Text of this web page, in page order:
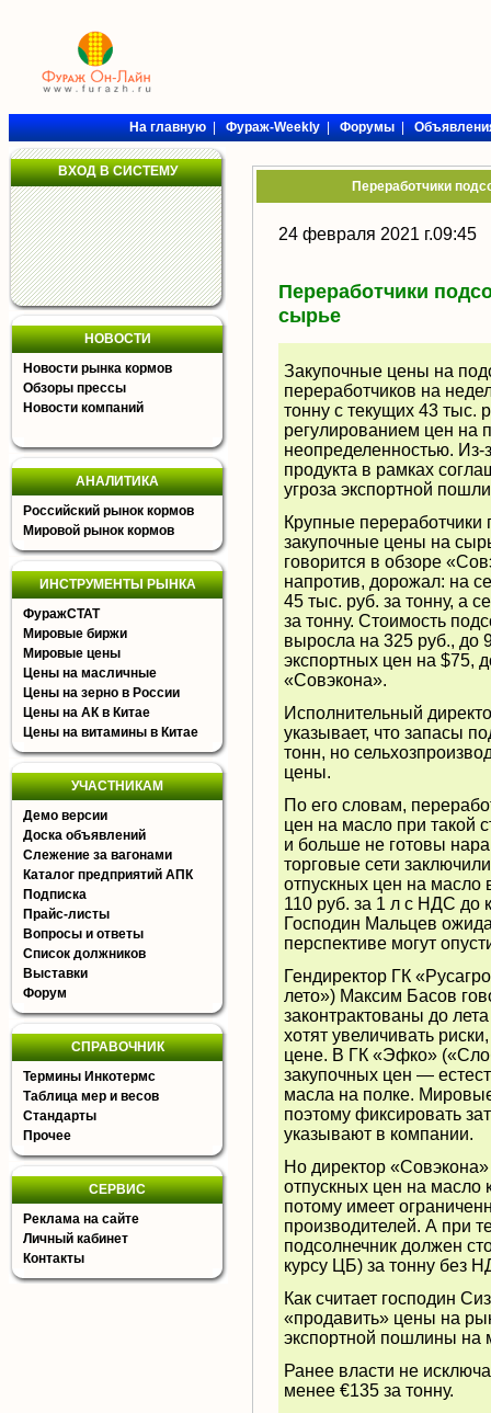
На главную|Фураж-Weekly|Форумы|
ВХОД В СИСТЕМУ
НОВОСТИ
Новости рынка кормов
Обзоры прессы
Новости компаний
АНАЛИТИКА
Российский рынок кормов
Мировой рынок кормов
ИНСТРУМЕНТЫ РЫНКА
ФуражСТАТ
Мировые биржи
Мировые цены
Цены на масличные
Цены на зерно в России
Цены на АК в Китае
Цены на витамины в Китае
УЧАСТНИКАМ
Демо версии
Доска объявлений
Слежение за вагонами
Каталог предприятий АПК
Подписка
Прайс-листы
Вопросы и ответы
Список должников
Выставки
Форум
СПРАВОЧНИК
Термины Инкотермс
Таблица мер и весов
Стандарты
Прочее
СЕРВИС
Реклама на сайте
Личный кабинет
Контакты
Переработчики
24 февраля 2021 г.09:45
Переработчики
сырье
Закупочные цены на
переработчиков на
тонну с текущих 43 тыс.
регулированием цен на
неопределенностью. Из-
продукта в рамках
угроза экспортной
Крупные переработчики
закупочные цены на
говорится в обзоре
напротив, дорожал: на
45 тыс. руб. за тонну, а
за тонну. Стоимость
выросла на 325 руб., до
экспортных цен на $75,
«Совэкона».
Исполнительный
указывает, что запасы
тонн, но
цены.
По его словам,
цен на масло при такой
и больше не готовы
торговые сети
отпускных цен на
110 руб. за 1 л с НДС до
Господин Мальцев
перспективе могут
Гендиректор ГК
лето») Максим Басов
законтрактованы до
хотят увеличивать
цене. В ГК «Эфко»
закупочных цен —
масла на полке.
поэтому фиксировать
указывают в компании.
Но директор
отпускных цен на масло
потому имеет
производителей. А при
подсолнечник должен
курсу ЦБ) за тонну без
Как считает господин
«продавить» цены на
экспортной пошлины на
Ранее власти не
менее €135 за тонну.